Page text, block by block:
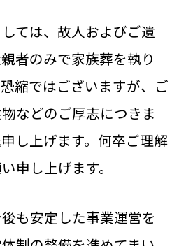
ては、故人およびご遺
者のみで家族葬を執り
縮ではございますが、ご
などのご厚志につきま
し上げます。何卒ご理解
申し上げます。
も安定した事業運営を